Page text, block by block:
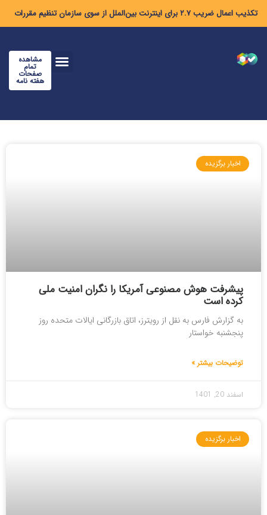
تکذیب اعمال ضریب ۲.۷ برای اینترنت بین‌الملل از سوی سازمان تنظیم مقررات
مشاهده
تمام
صفحات
هفته نامه
اخبار برگزیده
پیشرفت هوش مصنوعی آمریکا را نگران امنیت ملی
کرده است
به گزارش فارس به نقل از رویترز، اتاق بازرگانی ایالات متحده روز
پنجشنبه خواستار
توضیحات بیشتر »
اسفند 20, 1401
اخبار برگزیده